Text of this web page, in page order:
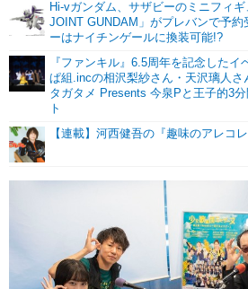
Hi-vガンダム、サザビーのミニフィ
JOINT GUNDAM」がプレバンで予
ーはナイチンゲールに換装可能!?
『ファンキル』6.5周年を記念した
ぱ組.incの相沢梨紗さん・天沢璃人さ
タガタメ Presents 今泉Pと王子的3
ト
【連載】河西健吾の『趣味のアレコレ